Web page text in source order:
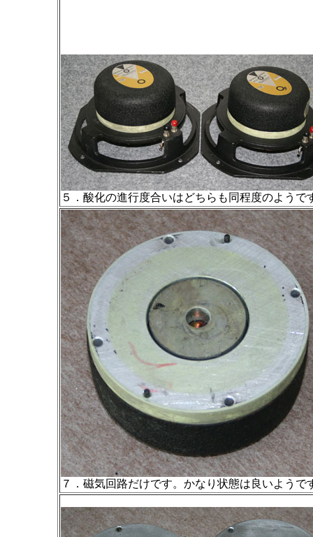
５．酸化の進行度合いはどちらも同程度のようで
７．磁気回路だけです。かなり状態は良いようで